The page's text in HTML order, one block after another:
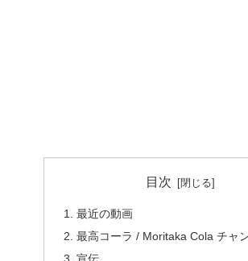
目次
最近の動画
最高コーラ / Moritaka Cola チャ